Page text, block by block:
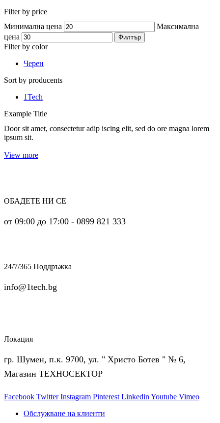
Filter by price
Минимална цена
Максимална
цена
Филтър
Filter by color
Черен
Sort by producents
1Tech
Example Title
Door sit amet, consectetur adip iscing elit, sed do ore magna lorem
ipsum sit.
View more
ОБАДЕТЕ НИ СЕ
от 09:00 до 17:00 - 0899 821 333
24/7/365 Поддръжка
info@1tech.bg
Локация
гр. Шумен, п.к. 9700, ул. " Христо Ботев " № 6,
Магазин ТЕХНОСЕКТОР
Facebook Twitter Instagram Pinterest Linkedin Youtube Vimeo
Обслужване на клиенти